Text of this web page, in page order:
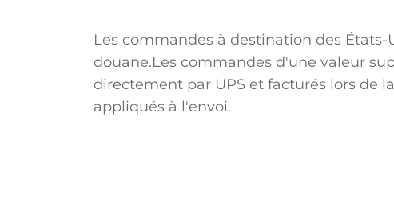
Les commandes à destination des
douane.Les commandes d'une valeur
directement par UPS et facturés lors de
appliqués à l'envoi.